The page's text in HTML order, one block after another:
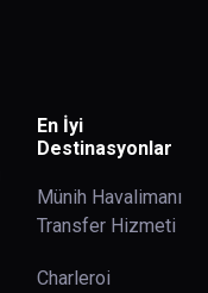
En İyi
Destinasyonlar
Münih Havalimanı
Transfer Hizmeti
Charleroi